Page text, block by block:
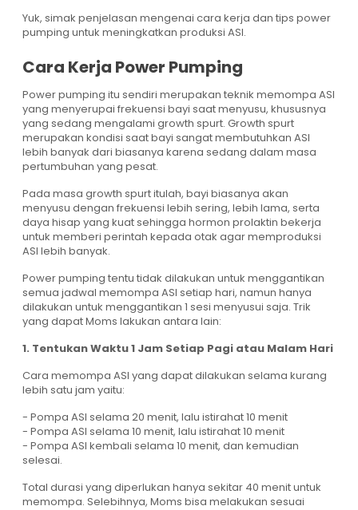
Yuk, simak penjelasan mengenai cara kerja dan tips power
pumping untuk meningkatkan produksi ASI.
Cara Kerja Power Pumping
Power pumping itu sendiri merupakan teknik memompa ASI
yang menyerupai frekuensi bayi saat menyusu, khususnya
yang sedang mengalami growth spurt. Growth spurt
merupakan kondisi saat bayi sangat membutuhkan ASI
lebih banyak dari biasanya karena sedang dalam masa
pertumbuhan yang pesat.
Pada masa growth spurt itulah, bayi biasanya akan
menyusu dengan frekuensi lebih sering, lebih lama, serta
daya hisap yang kuat sehingga hormon prolaktin bekerja
untuk memberi perintah kepada otak agar memproduksi
ASI lebih banyak.
Power pumping tentu tidak dilakukan untuk menggantikan
semua jadwal memompa ASI setiap hari, namun hanya
dilakukan untuk menggantikan 1 sesi menyusui saja. Trik
yang dapat Moms lakukan antara lain:
1. Tentukan Waktu 1 Jam Setiap Pagi atau Malam Hari
Cara memompa ASI yang dapat dilakukan selama kurang
lebih satu jam yaitu:
- Pompa ASI selama 20 menit, lalu istirahat 10 menit
- Pompa ASI selama 10 menit, lalu istirahat 10 menit
- Pompa ASI kembali selama 10 menit, dan kemudian
selesai.
Total durasi yang diperlukan hanya sekitar 40 menit untuk
memompa. Selebihnya, Moms bisa melakukan sesuai